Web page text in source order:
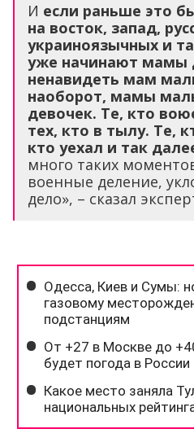
И если раньше это
на восток, запад,
украиноязычных и
уже начинают мамы
ненавидеть мам
наоборот, мамы
девочек. Те, кто
тех, кто в тылу. Те,
кто уехал и так
много таких
военные деление,
дело», – сказал